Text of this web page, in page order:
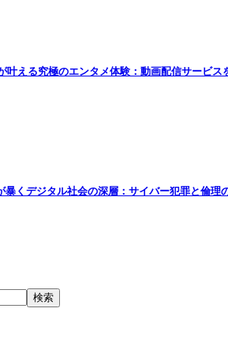
叶える究極のエンタメ体験：動画配信サービス
暴くデジタル社会の深層：サイバー犯罪と倫理
検索